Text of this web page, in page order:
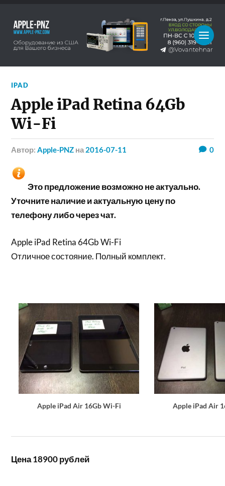
IPAD
Apple iPad Retina 64Gb
Wi-Fi
Автор:Apple-PNZ на 2016-07-11 0
Это предложение возможно не актуально.
Уточните наличие и актуальную цену по
телефону либо через чат.
Apple iPad Retina 64Gb Wi-Fi
Отличное состояние. Полный комплект.
Apple iPad Air 16Gb Wi-Fi Apple iPad Air
Цена 18900 рублей